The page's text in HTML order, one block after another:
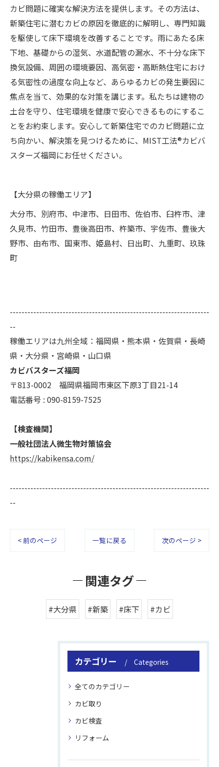
カビ問題に確実な解決方法を提供します。その方法は、
新築住宅に潜むカビの原因を徹底的に解明し、専門知識
を駆使して床下環境を改善することです。雨にあたる床
下地、基礎からの湿気、水道配管の漏水、不十分な床下
換気設備、周囲の環境要因、高気密・高断熱住宅におけ
る気密性の過度な向上など、あらゆるカビの発生要因に
焦点を当て、効果的な対策を講じます。私たちは建物の
土台を守り、住宅環境を健康で安心できるものにするこ
とをお約束します。安心して新築住宅でのカビ問題に立
ち向かい、解決策を見つけるために、MIST工法®カビバ
スターズ福岡にお任せください。
【大分県の稼働エリア】
大分市、別府市、中津市、日田市、佐伯市、臼杵市、津
久見市、竹田市、豊後高田市、杵築市、宇佐市、豊後大
野市、由布市、国東市、姫島村、日出町、九重町、玖珠
町
--------------------------------------------------------------------
--
稼働エリアは九州全域：福岡県・熊本県・佐賀県・長崎
県・大分県・宮崎県・山口県
カビバスターズ福岡
〒813-0002 福岡県福岡市東区下原3丁目21-14
電話番号 : 090-8159-7525
【検査機関】
一般社団法人微生物対策協会
https://kabikensa.com/
--------------------------------------------------------------------
--
< 前のページ 一覧に戻る 次のページ >
関連タグ
#大分県 #新築 #床下 #カビ
カテゴリー Categories
全てのカテゴリー
カビ取り
カビ検査
リフォーム